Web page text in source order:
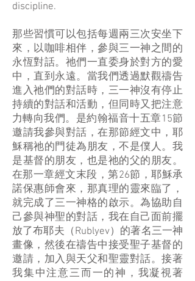
discipline.
那些習慣可以包括每週兩三次安坐下
來，以咖啡相伴，參與三一神之間的
永恆對話。祂們一直委身於對方的愛
中，直到永遠。當我們透過默觀禱告
進入祂們的對話時，三一神沒有停止
持續的對話和活動，但同時又把注意
力轉向我們。是約翰福音十五章15節
邀請我參與對話，在那節經文中，耶
穌稱祂的門徒為朋友，不是僕人。我
是基督的朋友，也是祂的父的朋友。
在那一章經文末段，第26節，耶穌承
諾保惠師會來，那真理的靈來臨了，
就完成了三一神格的啟示。為協助自
己參與神聖的對話，我在自己面前擺
放了布耶夫（Rublyev）的著名三一神
畫像，然後在禱告中接受聖子基督的
邀請，加入與天父和聖靈對話。接著
我集中注意三而一的神，我凝視著